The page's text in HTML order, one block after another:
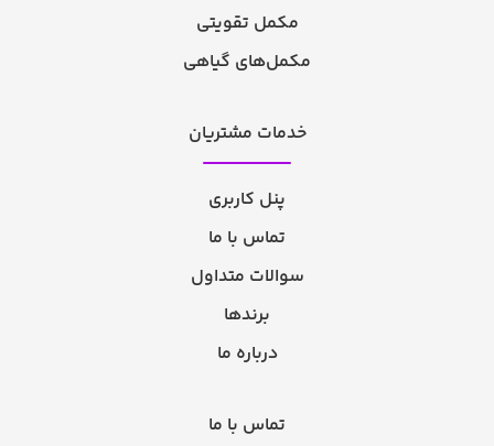
مکمل تقویتی
مکمل‌های گیاهی
خدمات مشتریان
پنل کاربری
تماس با ما
سوالات متداول
برندها
درباره ما
تماس با ما